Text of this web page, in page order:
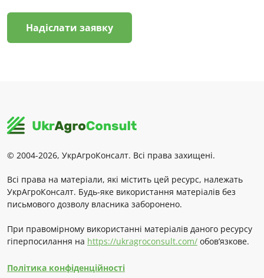
Надіслати заявку
© 2004-2026, УкрАгроКонсалт. Всі права захищені.
Всі права на матеріали, які містить цей ресурс, належать
УкрАгроКонсалт. Будь-яке використання матеріалів без
письмового дозволу власника заборонено.
При правомірному використанні матеріалів даного ресурсу
гіперпосилання на https://ukragroconsult.com/ обов’язкове.
Політика конфіденційності